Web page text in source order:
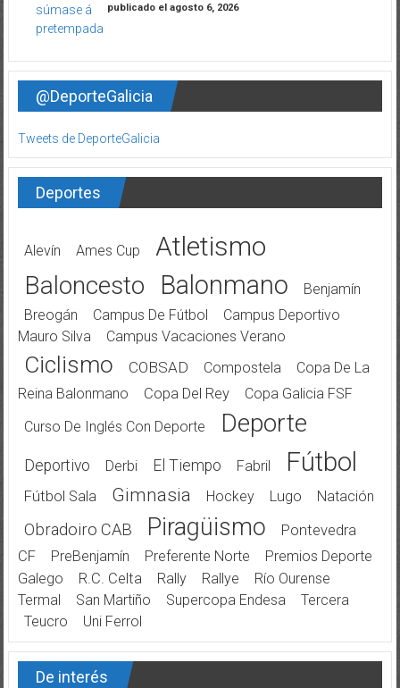
publicado el agosto 6, 2026
@DeporteGalicia
Tweets de DeporteGalicia
Deportes
Alevín Ames Cup Atletismo
Baloncesto Balonmano
Benjamín
Breogán
Campus De Fútbol
Campus Deportivo
Mauro Silva
Campus Vacaciones Verano
Ciclismo COBSAD Compostela
Copa De La
Reina Balonmano
Copa Del Rey
Copa Galicia FSF
Curso De Inglés Con Deporte
Deporte
Deportivo Derbi El Tiempo Fabril Fútbol
Fútbol Sala Gimnasia Hockey Lugo Natación
Obradoiro CAB Piragüismo
Pontevedra
CF
PreBenjamín Preferente Norte
Premios Deporte
Galego
R.C. Celta Rally Rallye
Río Ourense
Termal
San Martiño Supercopa Endesa
Tercera
Teucro
Uni Ferrol
De interés